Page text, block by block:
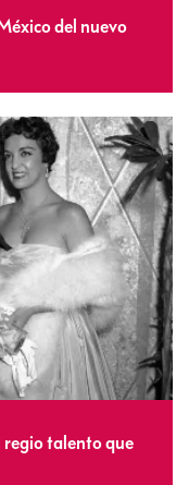
del nuevo
talento que